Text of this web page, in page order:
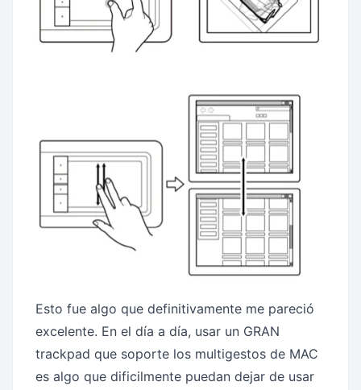
Esto fue algo que definitivamente me pareció
excelente. En el día a día, usar un GRAN
trackpad que soporte los multigestos de MAC
es algo que dificilmente puedan dejar de usar